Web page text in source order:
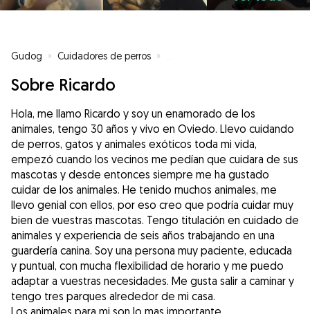
Gudog » Cuidadores de perros »
Sobre Ricardo
Hola, me llamo Ricardo y soy un enamorado de los
animales, tengo 30 años y vivo en Oviedo. Llevo cuidando
de perros, gatos y animales exóticos toda mi vida,
empezó cuando los vecinos me pedían que cuidara de sus
mascotas y desde entonces siempre me ha gustado
cuidar de los animales. He tenido muchos animales, me
llevo genial con ellos, por eso creo que podría cuidar muy
bien de vuestras mascotas. Tengo titulación en cuidado de
animales y experiencia de seis años trabajando en una
guardería canina. Soy una persona muy paciente, educada
y puntual, con mucha flexibilidad de horario y me puedo
adaptar a vuestras necesidades. Me gusta salir a caminar y
tengo tres parques alrededor de mi casa.